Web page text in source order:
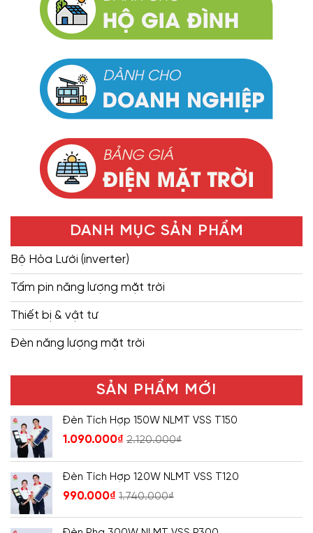
DANH MỤC SẢN PHẨM
Bộ Hòa Lưới (inverter)
Tấm pin năng lượng mặt trời
Thiết bị & vật tư
Đèn năng lượng mặt trời
SẢN PHẨM MỚI
Đèn Tích Hợp 150W NLMT VSS T150
1.090.000₫ 2.120.000₫
Đèn Tích Hợp 120W NLMT VSS T120
990.000₫ 1.740.000₫